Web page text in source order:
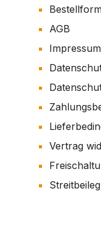
AGB
Impressum
Vertrag